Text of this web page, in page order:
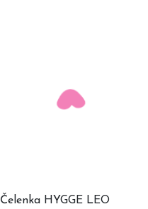
Čelenka HYGGE LEO